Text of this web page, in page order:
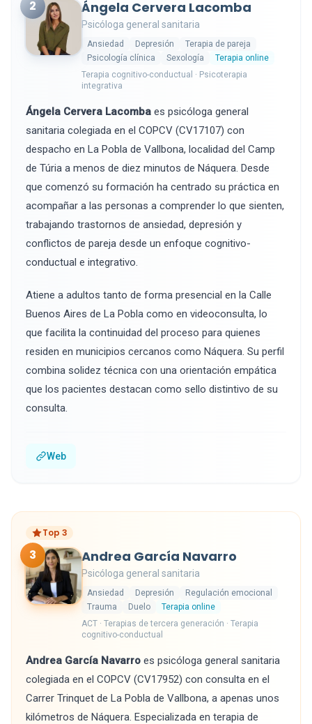
2 Ángela Cervera Lacomba
Psicóloga general sanitaria
Ansiedad Depresión
Terapia de pareja
Psicología clínica
Sexología
Terapia online
Terapia cognitivo-conductual · Psicoterapia
integrativa
Ángela Cervera Lacomba es psicóloga general
sanitaria colegiada en el COPCV (CV17107) con
despacho en La Pobla de Vallbona, localidad del Camp
de Túria a menos de diez minutos de Náquera. Desde
que comenzó su formación ha centrado su práctica en
acompañar a las personas a comprender lo que sienten,
trabajando trastornos de ansiedad, depresión y
conflictos de pareja desde un enfoque cognitivo-
conductual e integrativo.
Atiene a adultos tanto de forma presencial en la Calle
Buenos Aires de La Pobla como en videoconsulta, lo
que facilita la continuidad del proceso para quienes
residen en municipios cercanos como Náquera. Su perfil
combina solidez técnica con una orientación empática
que los pacientes destacan como sello distintivo de su
consulta.
Web
Top 3
3 Andrea García Navarro
Psicóloga general sanitaria
Ansiedad Depresión
Regulación emocional
Trauma
Duelo
Terapia online
ACT · Terapias de tercera generación · Terapia
cognitivo-conductual
Andrea García Navarro es psicóloga general sanitaria
colegiada en el COPCV (CV17952) con consulta en el
Carrer Trinquet de La Pobla de Vallbona, a apenas unos
kilómetros de Náquera. Especializada en terapia de